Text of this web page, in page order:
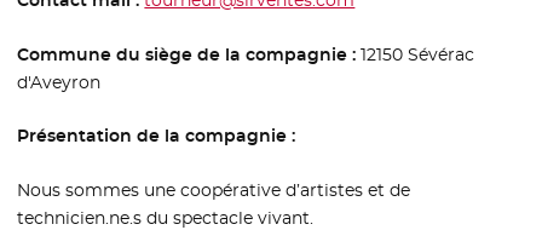
Commune du siège de la compagnie :12150 Sévérac
d'Aveyron
Présentation de la compagnie :
Nous sommes une coopérative d’artistes et de
technicien.ne.s du spectacle vivant.